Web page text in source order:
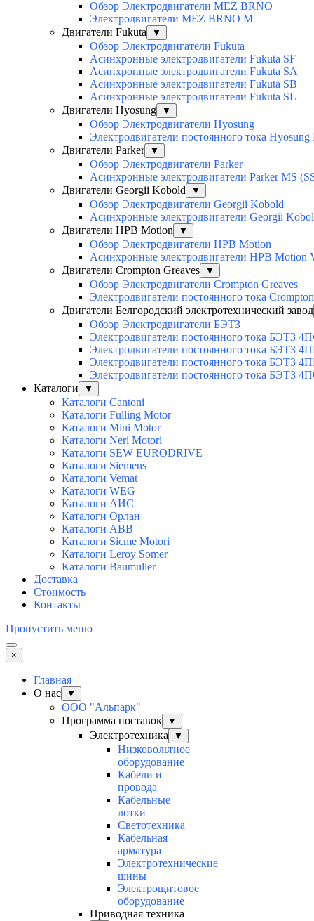
Обзор Электродвигатели MEZ BRNO
Электродвигатели MEZ BRNO M
Двигатели Fukuta
▼
Обзор Электродвигатели Fukuta
Асинхронные электродвигатели Fukuta SF
Асинхронные электродвигатели Fukuta SA
Асинхронные электродвигатели Fukuta SB
Асинхронные электродвигатели Fukuta SL
Двигатели Hyosung
▼
Обзор Электродвигатели Hyosung
Электродвигатели постоянного тока
Двигатели Parker
▼
Обзор Электродвигатели Parker
Асинхронные электродвигатели Parker MS
Двигатели Georgii Kobold
▼
Обзор Электродвигатели Georgii Kobold
Асинхронные электродвигатели Georgii
Двигатели HPB Motion
▼
Обзор Электродвигатели HPB Motion
Асинхронные электродвигатели HPB Motion
Двигатели Crompton Greaves
▼
Обзор Электродвигатели Crompton Greaves
Электродвигатели постоянного тока
Двигатели Белгородский электротехнический завод
Обзор Электродвигатели БЭТЗ
Электродвигатели постоянного тока БЭТЗ
Электродвигатели постоянного тока БЭТЗ
Электродвигатели постоянного тока БЭТЗ
Электродвигатели постоянного тока БЭТЗ
Каталоги
▼
Каталоги Cantoni
Каталоги Fulling Motor
Каталоги Mini Motor
Каталоги Neri Motori
Каталоги SEW EURODRIVE
Каталоги Siemens
Каталоги Vemat
Каталоги WEG
Каталоги АИС
Каталоги Орлан
Каталоги ABB
Каталоги Sicme Motori
Каталоги Leroy Somer
Каталоги Baumuller
Доставка
Стоимость
Контакты
Пропустить меню
×
Главная
О нас
▼
ООО "Альпарк"
Программа поставок
▼
Электротехника ▼
Низковольтное
оборудование
Кабели и
провода
Кабельные
лотки
Светотехника
Кабельная
арматура
Электротехнические
шины
Электрощитовое
оборудование
Приводная техника